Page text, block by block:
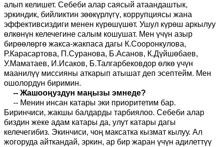
алып келишет. Себеби алар саясый атаандаштык,
эркиндик, бийликтин зөөкүрлүгү, коррупциясы жана
эффективсиздиги менен күрөшүшөт. Ушул күрөш аркылуу
өлкөнүн келечегине салым кошушат. Мен үчүн азыр
бирөөлөргө жакса-жакпаса дагы К.Сооронкулова,
Р.Карасартова, П.Суранова, Б.Асанов, К.Дүйшөбаев,
У.Маматаев, И.Исаков, Б.Талгарбековдор өлкө үчүн
маанилүү миссияны аткарып атышат деп эсептейм. Мен
ошолордун биримин.
-- Жашооңуздун маңызы эмнеде?
-- Менин инсан катары эки приоритетим бар.
Биринчиси, жакшы балдарды тарбиялоо. Себеби алар
биздин жеке адам катары да, улут катары дагы
келечегибиз. Экинчиси, чоң максатка кызмат кылуу. Ал
жогоруда айткандай, эркин, ар бир жаран үчүн адилеттүү